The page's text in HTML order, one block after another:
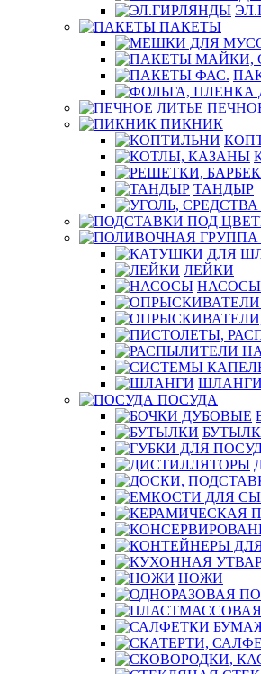
ПАКЕТЫ
ПИКНИК
ТАНДЫР
ЛЕЙКИ
НАСОСЫ
ШЛАНГИ
ПОСУДА
НОЖИ